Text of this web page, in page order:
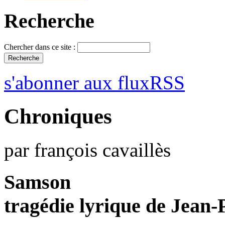
Recherche
Chercher dans ce site :
s'abonner aux fluxRSS
Chroniques
par françois cavaillès
Samson
tragédie lyrique de Jean-